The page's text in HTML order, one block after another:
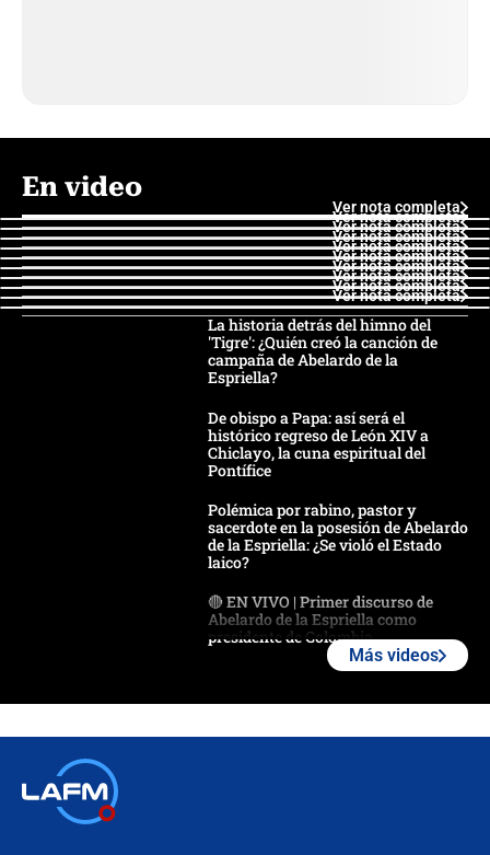
En video
Ver nota completa
Ver nota completa
Ver nota completa
Ver nota completa
Ver nota completa
Ver nota completa
Ver nota completa
Ver nota completa
Ver nota completa
Ver nota completa
La historia detrás del himno del
'Tigre': ¿Quién creó la canción de
campaña de Abelardo de la
Espriella?
De obispo a Papa: así será el
histórico regreso de León XIV a
Chiclayo, la cuna espiritual del
Pontífice
Polémica por rabino, pastor y
sacerdote en la posesión de Abelardo
de la Espriella: ¿Se violó el Estado
laico?
🔴 EN VIVO | Primer discurso de
Abelardo de la Espriella como
presidente de Colombia
Más videos